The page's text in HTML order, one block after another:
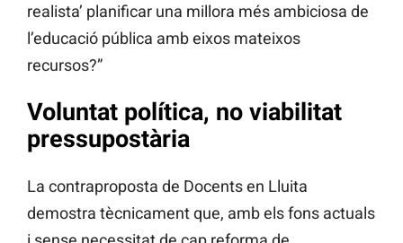
realista’ planificar una millora més ambiciosa de
l’educació pública amb eixos mateixos
recursos?”
Voluntat política, no viabilitat
pressupostària
La contraproposta de Docents en Lluita
demostra tècnicament que, amb els fons actuals